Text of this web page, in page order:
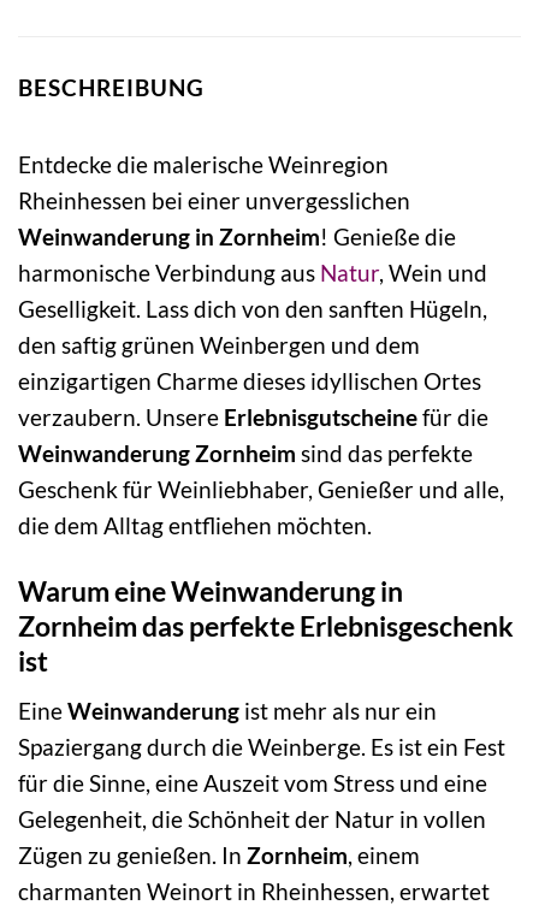
BESCHREIBUNG
Entdecke die malerische Weinregion
Rheinhessen bei einer unvergesslichen
Weinwanderung in Zornheim! Genieße die
harmonische Verbindung aus Natur, Wein und
Geselligkeit. Lass dich von den sanften Hügeln,
den saftig grünen Weinbergen und dem
einzigartigen Charme dieses idyllischen Ortes
verzaubern. Unsere Erlebnisgutscheinefür die
Weinwanderung Zornheim sind das perfekte
Geschenk für Weinliebhaber, Genießer und alle,
die dem Alltag entfliehen möchten.
Warum eine Weinwanderung in
Zornheim das perfekte Erlebnisgeschenk
ist
EineWeinwanderung ist mehr als nur ein
Spaziergang durch die Weinberge. Es ist ein Fest
für die Sinne, eine Auszeit vom Stress und eine
Gelegenheit, die Schönheit der Natur in vollen
Zügen zu genießen. In Zornheim , einem
charmanten Weinort in Rheinhessen, erwartet